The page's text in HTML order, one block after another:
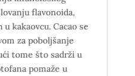
flavonoida,
kakaovcu. Cacao se
za poboljšanje
tome što sadrži u
pomaže u